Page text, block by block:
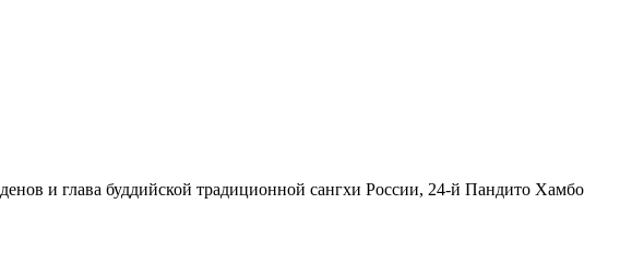
и глава буддийской традиционной сангхи России, 24-й Пандито Хамбо